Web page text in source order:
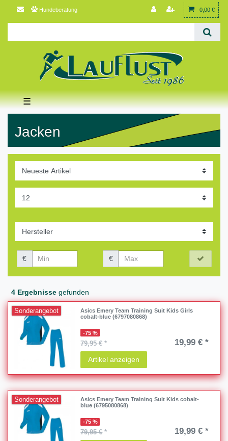
Hundeberatung 0,00 €
☰
Jacken
€ €
4 Ergebnisse gefunden
Sonderangebot
Asics Emery Team Training Suit Kids Girls
cobalt-blue (6797080868)
-75 %
79,95 €* 19,99 € *
Artikel anzeigen
Sonderangebot
Asics Emery Team Training Suit Kids cobalt-
blue (6795080868)
-75 %
79,95 €* 19,99 € *